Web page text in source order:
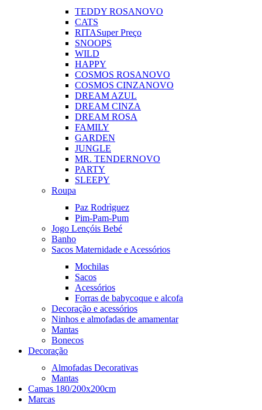
TEDDY ROSANOVO
CATS
RITASuper Preço
SNOOPS
WILD
HAPPY
COSMOS ROSANOVO
COSMOS CINZANOVO
DREAM AZUL
DREAM CINZA
DREAM ROSA
FAMILY
GARDEN
JUNGLE
MR. TENDERNOVO
PARTY
SLEEPY
Roupa
Paz Rodrìguez
Pim-Pam-Pum
Jogo Lençóis Bebé
Banho
Sacos Maternidade e Acessórios
Mochilas
Sacos
Acessórios
Forras de babycoque e alcofa
Decoração e acessórios
Ninhos e almofadas de amamentar
Mantas
Bonecos
Decoração
Almofadas Decorativas
Mantas
Camas 180/200x200cm
Marcas